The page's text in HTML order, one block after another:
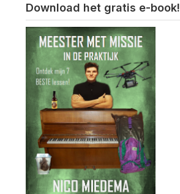
Download het gratis e-book!